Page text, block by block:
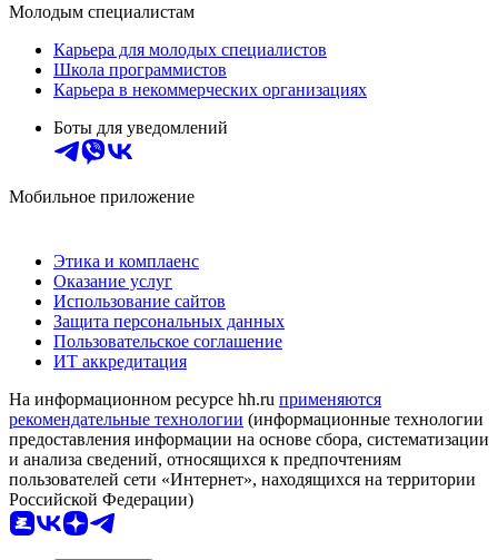
Молодым специалистам
Карьера для молодых специалистов
Школа программистов
Карьера в некоммерческих организациях
Боты для уведомлений
Мобильное приложение
Этика и комплаенс
Оказание услуг
Использование сайтов
Защита персональных данных
Пользовательское соглашение
ИТ аккредитация
На информационном ресурсе hh.ru применяются
рекомендательные технологии (информационные технологии
предоставления информации на основе сбора, систематизации
и анализа сведений, относящихся к предпочтениям
пользователей сети «Интернет», находящихся на территории
Российской Федерации)